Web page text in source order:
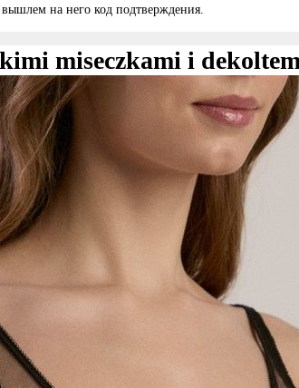
на него код подтверждения.
miseczkami i